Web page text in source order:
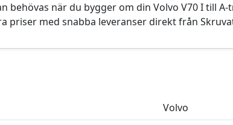
behövas när du bygger om din Volvo V70 I till
priser med snabba leveranser direkt från
Volvo